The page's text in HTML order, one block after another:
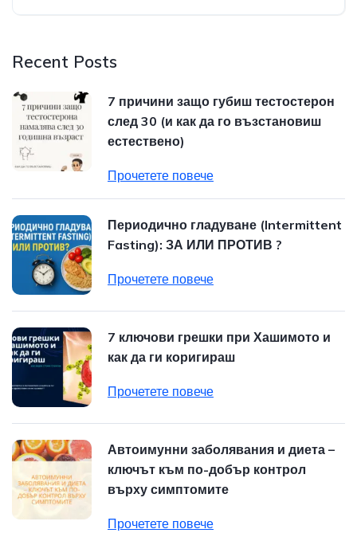
Recent Posts
7 причини защо губиш тестостерон
след 30 (и как да го възстановиш
естествено)
Прочетете повече
Периодично гладуване (Intermittent
Fasting): ЗА ИЛИ ПРОТИВ ?
Прочетете повече
7 ключови грешки при Хашимото и
как да ги коригираш
Прочетете повече
Автоимунни заболявания и диета –
ключът към по-добър контрол
върху симптомите
Прочетете повече